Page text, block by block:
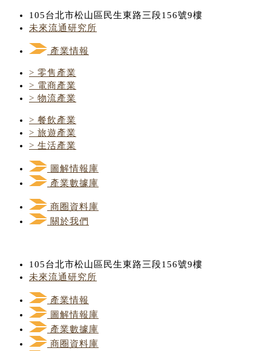
105台北市松山區民生東路三段156號9樓
未來流通研究所
產業情報
> 零售產業
> 電商產業
> 物流產業
> 餐飲產業
> 旅遊產業
> 生活產業
圖解情報庫
產業數據庫
商圈資料庫
關於我們
105台北市松山區民生東路三段156號9樓
未來流通研究所
產業情報
圖解情報庫
產業數據庫
商圈資料庫